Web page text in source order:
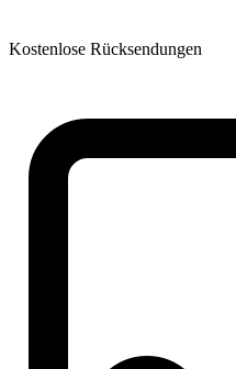
Kostenlose Rücksendungen